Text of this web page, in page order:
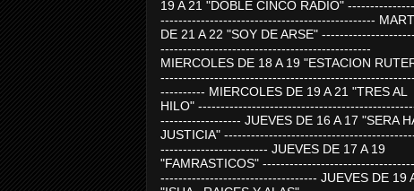
19 A 21 "DOBLE CINCO RADIO"
------------------------------------------------
DE 21 A 22 "SOY DE ARSE"
-----------------------------------------------
MIERCOLES DE 18 A 19 "ESTACION
---------- MIERCOLES DE 19 A 21 "TRES AL
HILO"
------------------ JUEVES DE 16 A 17 "SERA
JUSTICIA"
------------------------ JUEVES DE 17 A 19
"FAMRASTICOS"
----------------------------------- JUEVES DE 19